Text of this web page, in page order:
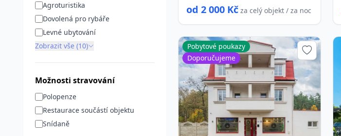
Agroturistika
Dovolená pro rybáře
Levné ubytování
Zobrazit vše (10)
Možnosti stravování
Polopenze
Restaurace součástí objektu
Snídaně
od 2 000 Kč za celý objekt / za noc
Pobytové poukazy
Doporučujeme